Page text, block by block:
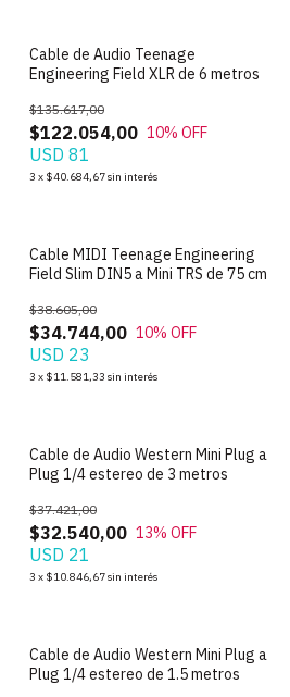
Cable de Audio Teenage
Engineering Field XLR de 6 metros
$122.054,00
$135.617,00
10% OFF
USD 81
3 x $40.684,67sin interés
Cable MIDI Teenage Engineering
Field Slim DIN5 a Mini TRS de 75 cm
$34.744,00
$38.605,00
10% OFF
USD 23
3 x $11.581,33 sin interés
Cable de Audio Western Mini Plug a
Plug 1/4 estereo de 3 metros
$32.540,00
$37.421,00
13% OFF
USD 21
3 x $10.846,67sin interés
Cable de Audio Western Mini Plug a
Plug 1/4 estereo de 1.5 metros